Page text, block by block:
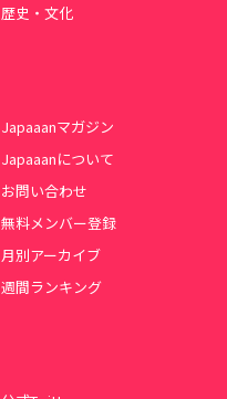
歴史・文化
Japaaanマガジン
Japaaanについて
お問い合わせ
無料メンバー登録
月別アーカイブ
週間ランキング